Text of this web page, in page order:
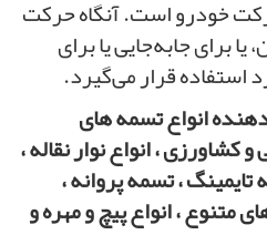
خودرو است. آنگاه حرکت
برای جابه‌جایی یا برای
قرار می‌گیرد.
انواع تسمه های
، انواع نوار نقاله ،
، تسمه پروانه ،
متنوع ، انواع پیچ و مهره و